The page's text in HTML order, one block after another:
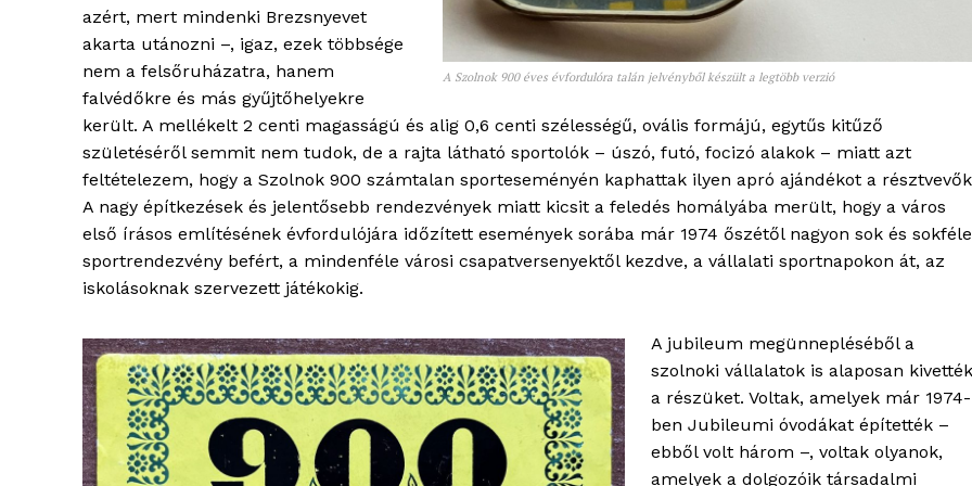
Hirdetés
A Szolnok 900 éves évfordulóra talán jelvényből készült a legtöbb verzió
azért, mert mindenki Brezsnyevet
akarta utánozni –, igaz, ezek többsége
nem a felsőruházatra, hanem
falvédőkre és más gyűjtőhelyekre
került. A mellékelt 2 centi magasságú és alig 0,6 centi szélességű, ovális formájú, egytűs kitűző
születéséről semmit nem tudok, de a rajta látható sportolók – úszó, futó, focizó alakok – miatt azt
feltételezem, hogy a Szolnok 900 számtalan sporteseményén kaphattak ilyen apró ajándékot a
A nagy építkezések és jelentősebb rendezvények miatt kicsit a feledés homályába merült, hogy a város
első írásos említésének évfordulójára időzített események sorába már 1974 őszétől nagyon sok és sokféle
sportrendezvény befért, a mindenféle városi csapatversenyektől kezdve, a vállalati sportnapokon át, az
iskolásoknak szervezett játékokig.
A jubileum megünnepléséből a
szolnoki vállalatok is alaposan kivették
a részüket. Voltak, amelyek már 1974-
ben Jubileumi óvodákat építették –
ebből volt három –, voltak olyanok,
amelyek a dolgozóik társadalmi